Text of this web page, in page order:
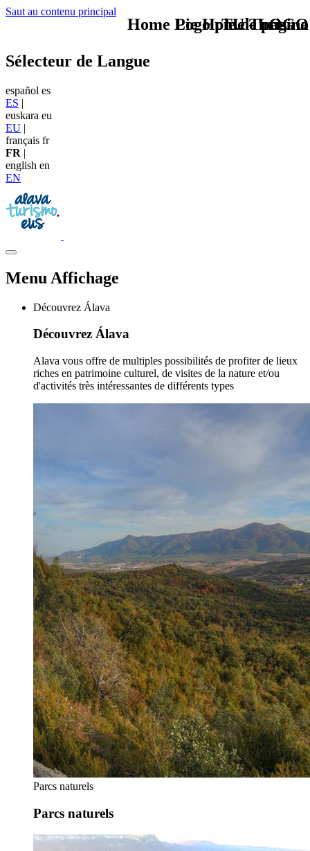
Saut au contenu principal
TU - LOGO
Sélecteur de Langue
español es
ES |
euskara eu
EU |
français fr
FR |
english en
EN
Menu Affichage
Découvrez Álava
Découvrez Álava
Alava vous offre de multiples possibilités de profiter de lieux
riches en patrimoine culturel, de visites de la nature et/ou
d'activités très intéressantes de différents types
Parcs naturels
Parcs naturels
Home Logo pie de página
Pie Home Turismo